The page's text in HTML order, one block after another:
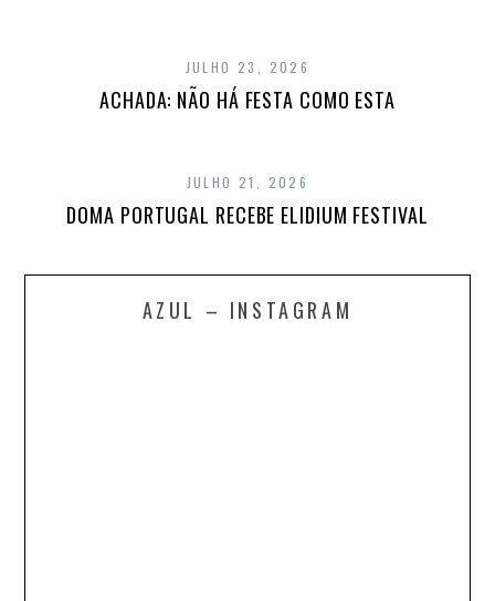
JULHO 23, 2026
ACHADA: NÃO HÁ FESTA COMO ESTA
JULHO 21, 2026
DOMA PORTUGAL RECEBE ELIDIUM FESTIVAL
AZUL – INSTAGRAM